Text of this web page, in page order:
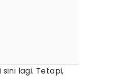
lagi. Tetapi,